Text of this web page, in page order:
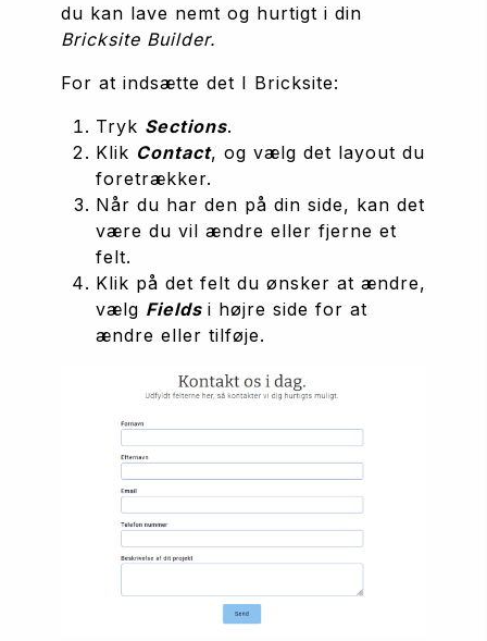
Bricksite Builder.
For at indsætte det I Bricksite:
Tryk Sections.
Klik Contact, og vælg det layout du
foretrækker.
Når du har den på din side, kan det
være du vil ændre eller fjerne et
felt.
Klik på det felt du ønsker at ændre,
vælg Fields i højre side for at
ændre eller tilføje.